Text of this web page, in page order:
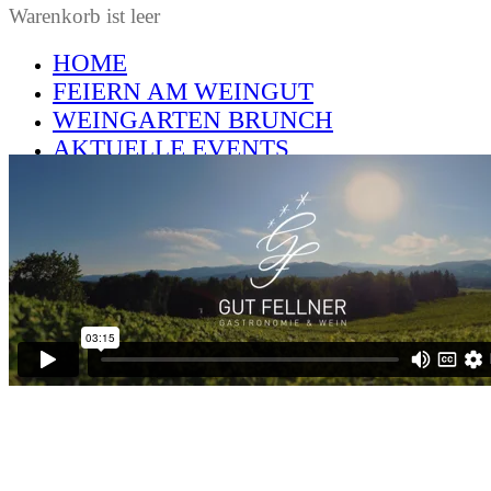
Warenkorb ist leer
HOME
FEIERN AM WEINGUT
WEINGARTEN BRUNCH
AKTUELLE EVENTS
SCHILCHERLAND REGION
RESERVIERUNG